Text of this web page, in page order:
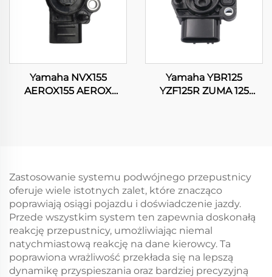
Yamaha NVX155
AEROX155 AEROX
Yamaha YBR125
YZF125R ZUMA 125
Zastosowanie systemu podwójnego przepustnicy
oferuje wiele istotnych zalet, które znacząco
poprawiają osiągi pojazdu i doświadczenie jazdy.
Przede wszystkim system ten zapewnia doskonałą
reakcję przepustnicy, umożliwiając niemal
natychmiastową reakcję na dane kierowcy. Ta
poprawiona wrażliwość przekłada się na lepszą
dynamikę przyspieszania oraz bardziej precyzyjną